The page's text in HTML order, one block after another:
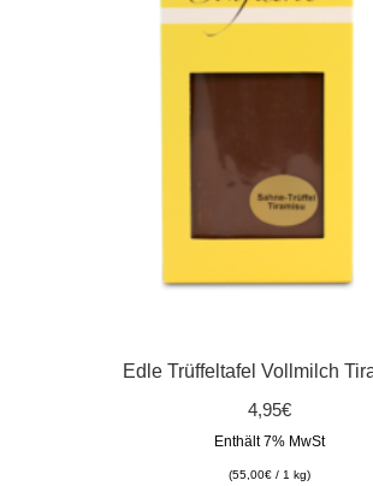
Edle Trüffeltafel Vollmilch
4,95€
Enthält 7% MwSt
(55,00€ / 1 kg)